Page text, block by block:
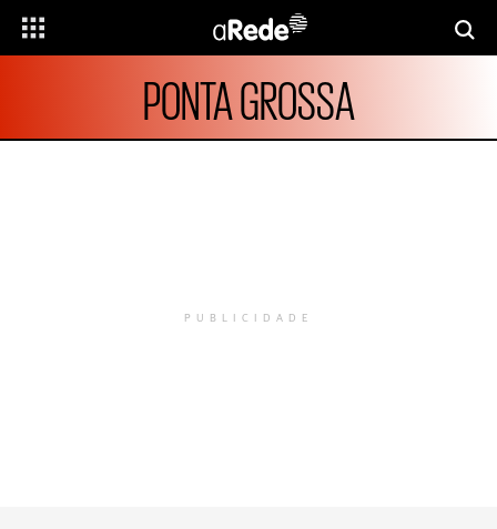
PONTA GROSSA
PUBLICIDADE